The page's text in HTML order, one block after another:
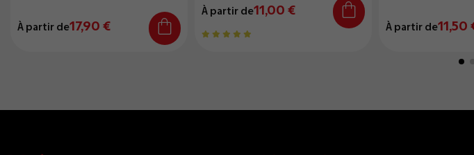
À partir de17,90 €
À partir de11,00 €
À partir de11,50